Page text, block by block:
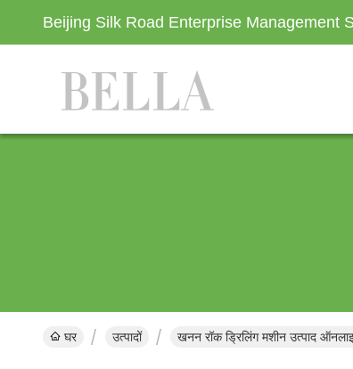
Beijing Silk Road Enterprise Management
घर उत्पादों खनन रॉक ड्रिलिंग मशीन उत्पाद